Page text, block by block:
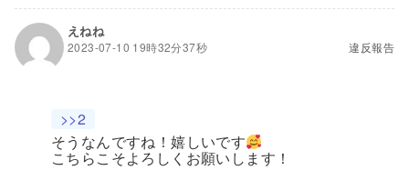
えねね
2023-07-10 19時32分37秒 違反報告
>>2
そうなんですね！嬉しいです
こちらこそよろしくお願いします！